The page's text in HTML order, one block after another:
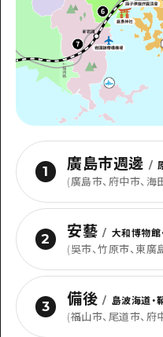
1 廣島市週邊 /
(廣島市、府中市、海
2 安藝 / 大和博物館
(吳市、竹原市、東廣
3 備後 / 島波海道・
(福山市、尾道市、府